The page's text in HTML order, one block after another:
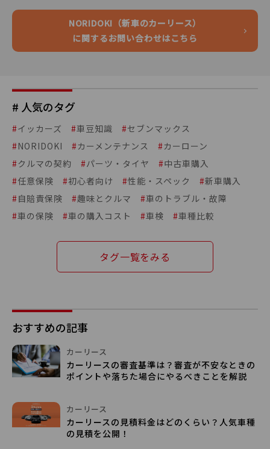
NORIDOKI（新車のカーリース）
に関するお問い合わせはこちら
# 人気のタグ
#イッカーズ #車豆知識 #セブンマックス
#NORIDOKI #カーメンテナンス #カーローン
#クルマの契約 #パーツ・タイヤ #中古車購入
#任意保険 #初心者向け #性能・スペック #新車購入
#自賠責保険 #趣味とクルマ #車のトラブル・故障
#車の保険 #車の購入コスト #車検 #車種比較
タグ一覧をみる
おすすめの記事
カーリース
カーリースの審査基準は？審査が不安なときの
ポイントや落ちた場合にやるべきことを解説
カーリース
カーリースの見積料金はどのくらい？人気車種
の見積を公開！